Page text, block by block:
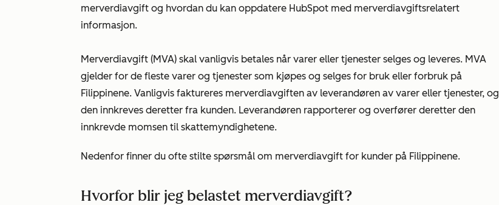
merverdiavgift og hvordan du kan oppdatere HubSpot med merverdiavgiftsrelatert
informasjon.
Merverdiavgift (MVA) skal vanligvis betales når varer eller tjenester selges og leveres. MVA
gjelder for de fleste varer og tjenester som kjøpes og selges for bruk eller forbruk på
Filippinene. Vanligvis faktureres merverdiavgiften av leverandøren av varer eller tjenester, og
den innkreves deretter fra kunden. Leverandøren rapporterer og overfører deretter den
innkrevde momsen til skattemyndighetene.
Nedenfor finner du ofte stilte spørsmål om merverdiavgift for kunder på Filippinene.
Hvorfor blir jeg belastet merverdiavgift?